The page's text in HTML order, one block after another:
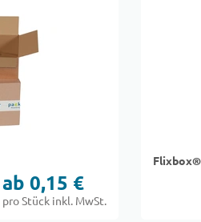
ab 0,15 €
pro Stück inkl. MwSt.
Flixbox®